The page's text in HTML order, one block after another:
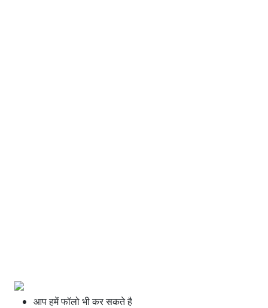
आप हमें फॉलो भी कर सकते है